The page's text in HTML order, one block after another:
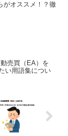
がオススメ！？徹
売買（EA）を
い用語集につい